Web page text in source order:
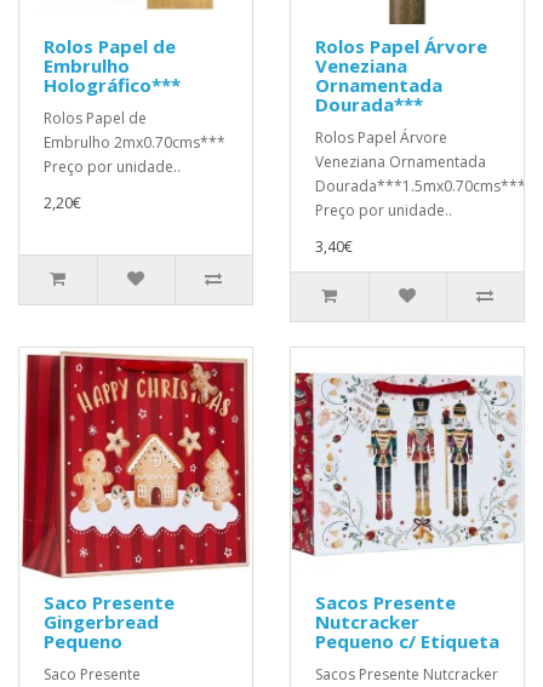
Rolos Papel de
Embrulho
Holográfico***
Rolos Papel de
Embrulho 2mx0.70cms***
Preço por unidade..
2,20€
Rolos Papel Árvore
Veneziana
Ornamentada
Dourada***
Rolos Papel Árvore
Veneziana Ornamentada
Dourada***1.5mx0.70cms***
Preço por unidade..
3,40€
Saco Presente
Gingerbread
Pequeno
Saco Presente
Sacos Presente
Nutcracker
Pequeno c/ Etiqueta
Sacos Presente Nutcracker